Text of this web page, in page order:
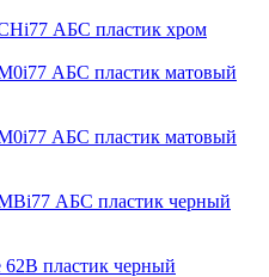
АБС пластик хром
АБС пластик матовый
АБС пластик матовый
АБС пластик черный
пластик черный